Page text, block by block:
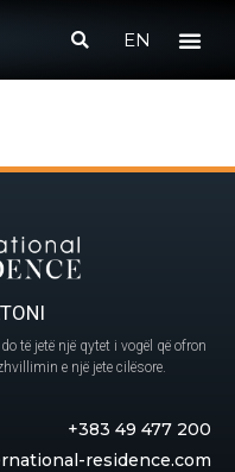
EN
të jetë një qytet i vogël që ofron
e një jete cilësore.
+383 49 477 200
residence.com